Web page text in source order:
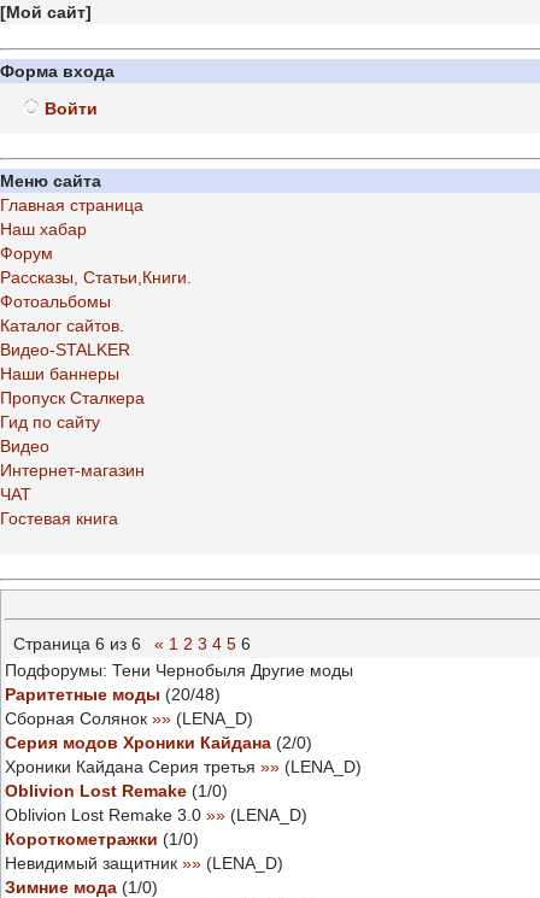
[Мой сайт]
Форма входа
Войти
Меню сайта
Главная страница
Наш хабар
Форум
Рассказы, Статьи,Книги.
Фотоальбомы
Каталог сайтов.
Видео-STALKER
Наши баннеры
Пропуск Сталкера
Гид по сайту
Видео
Интернет-магазин
ЧАТ
Гостевая книга
Страница 6 из 6 « 1 2 3 4 5 6
Подфорумы: Тени Чернобыля Другие моды
Раритетные моды (20/48)
Сборная Солянок »» (LENA_D)
Серия модов Хроники Кайдана (2/0)
Хроники Кайдана Серия третья »» (LENA_D)
Oblivion Lost Remake (1/0)
Oblivion Lost Remake 3.0 »» (LENA_D)
Короткометражки (1/0)
Невидимый защитник »» (LENA_D)
Зимние мода (1/0)